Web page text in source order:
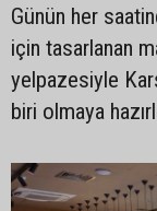
Günün her
için tasarlanan
yelpazesiyle
biri olmaya